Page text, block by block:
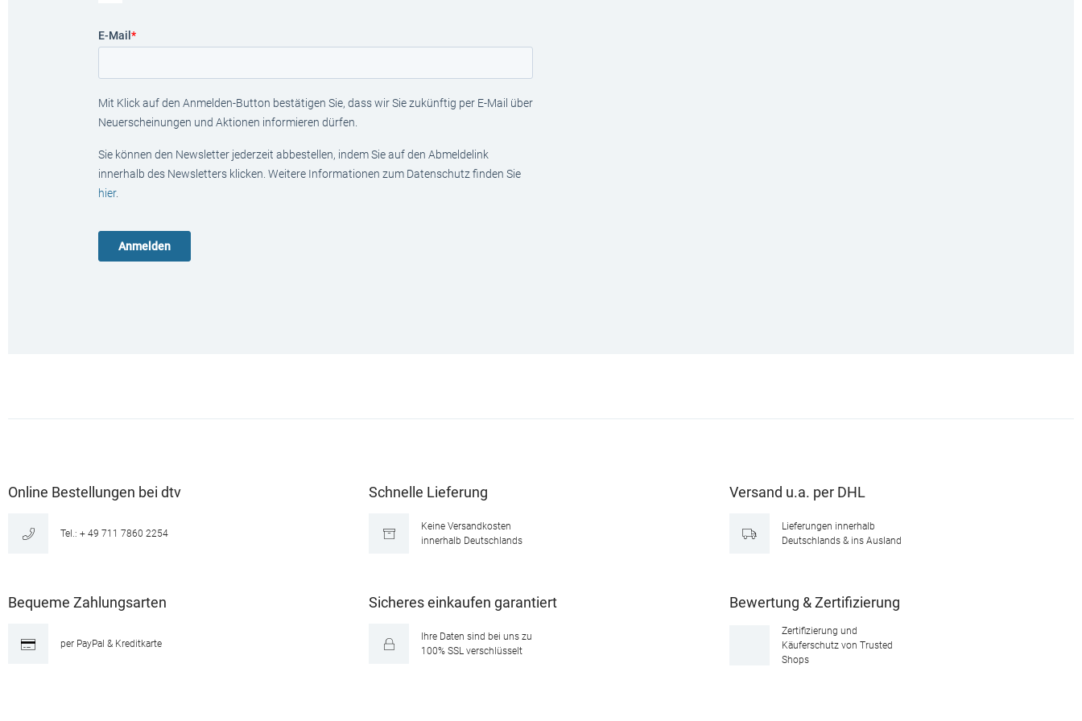
E-Mail *
Mit Klick auf den Anmelden-Button bestätigen Sie, dass wir Sie zukünftig per E-Mail über
Neuerscheinungen und Aktionen informieren dürfen.
Sie können den Newsletter jederzeit abbestellen, indem Sie auf den Abmeldelink
innerhalb des Newsletters klicken. Weitere Informationen zum Datenschutz finden Sie
hier.
Online Bestellungen bei dtv
Tel.: + 49 711 7860 2254
Schnelle Lieferung
Keine Versandkosten
innerhalb Deutschlands
Versand u.a. per DHL
Lieferungen innerhalb
Deutschlands & ins Ausland
Bequeme Zahlungsarten
per PayPal & Kreditkarte
Sicheres einkaufen garantiert
Ihre Daten sind bei uns zu
100% SSL verschlüsselt
Bewertung & Zertifizierung
Zertifizierung und
Käuferschutz von Trusted
Shops